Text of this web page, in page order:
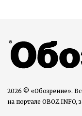
2026 © «Обозрение».
на портале